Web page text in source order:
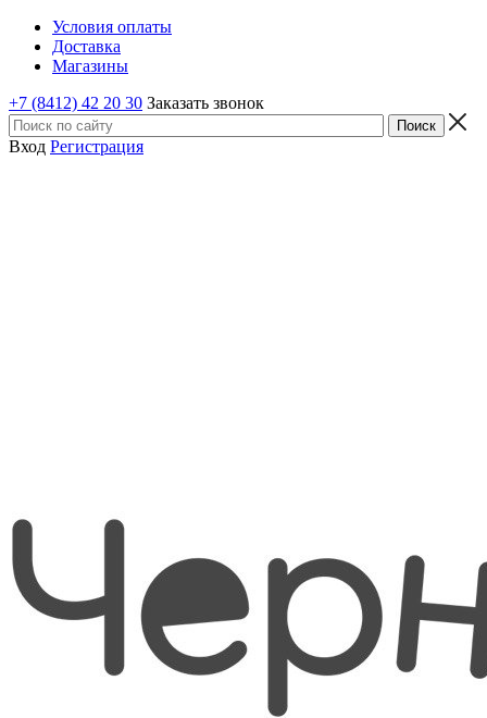
Условия оплаты
Доставка
Магазины
+7 (8412) 42 20 30 Заказать звонок
Вход Регистрация